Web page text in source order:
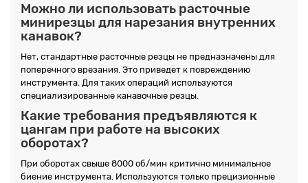
Можно ли использовать расточные
минирезцы для нарезания внутренних
канавок?
Нет, стандартные расточные резцы не предназначены для
поперечного врезания. Это приведет к повреждению
инструмента. Для таких операций используются
специализированные канавочные резцы.
Какие требования предъявляются к
цангам при работе на высоких
оборотах?
При оборотах свыше 8000 об/мин критично минимальное
биение инструмента. Используются только прецизионные